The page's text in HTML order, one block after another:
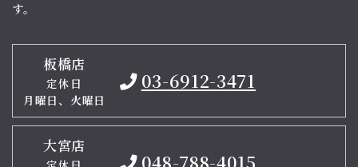
す。
板橋店
定休日
月曜日、火曜日
03-6912-3471
大宮店
048-788-4015